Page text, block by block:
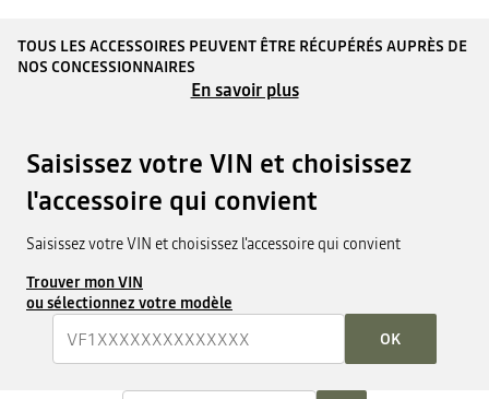
TOUS LES ACCESSOIRES PEUVENT ÊTRE RÉCUPÉRÉS AUPRÈS DE
NOS CONCESSIONNAIRES
En savoir plus
Saisissez votre VIN et choisissez
l'accessoire qui convient
Saisissez votre VIN et choisissez l'accessoire qui convient
Trouver mon VIN
ou sélectionnez votre modèle
OK